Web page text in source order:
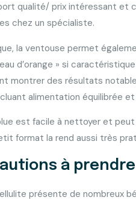
qualité/ prix intéressant et
chez un spécialiste.
la ventouse permet
d’orange » si
montrer des résultats
alimentation équilibrée
est facile à nettoyer et
format la rend aussi très
à prendre
présente de nombreux